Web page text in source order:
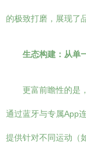
的极致打磨，展现了
生态构建：从单
更富前瞻性的是
通过蓝牙与专属App
提供针对不同运动（